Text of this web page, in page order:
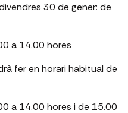
30 de gener: de
a 14.00 hores
fer en horari habitual de
a 14.00 hores i de 15.00